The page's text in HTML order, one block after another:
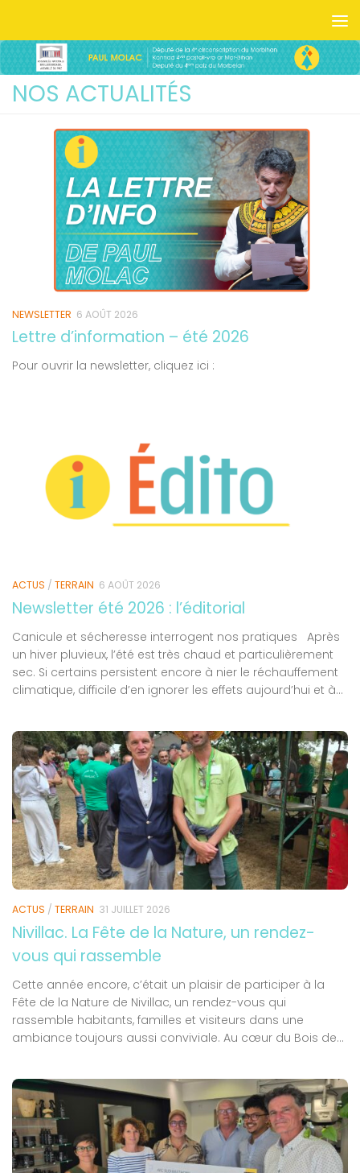
NEWSLETTER 6 AOÛT 2026
Lettre d’information – été 2026
Pour ouvrir la newsletter, cliquez ici :
ACTUS / TERRAIN 6 AOÛT 2026
Newsletter été 2026 : l’éditorial
Canicule et sécheresse interrogent nos pratiques Après
un hiver pluvieux, l’été est très chaud et particulièrement
sec. Si certains persistent encore à nier le réchauffement
climatique, difficile d’en ignorer les effets aujourd’hui et à...
ACTUS / TERRAIN 31 JUILLET 2026
Nivillac. La Fête de la Nature, un rendez-
vous qui rassemble
Cette année encore, c’était un plaisir de participer à la
Fête de la Nature de Nivillac, un rendez-vous qui
rassemble habitants, familles et visiteurs dans une
ambiance toujours aussi conviviale. Au cœur du Bois de...